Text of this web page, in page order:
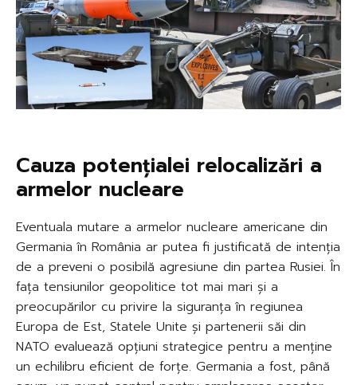
Cauza potențialei relocalizări a
armelor nucleare
Eventuala mutare a armelor nucleare americane din
Germania în România ar putea fi justificată de intenția
de a preveni o posibilă agresiune din partea Rusiei. În
fața tensiunilor geopolitice tot mai mari și a
preocupărilor cu privire la siguranța în regiunea
Europa de Est, Statele Unite și partenerii săi din
NATO evaluează opțiuni strategice pentru a menține
un echilibru eficient de forțe. Germania a fost, până